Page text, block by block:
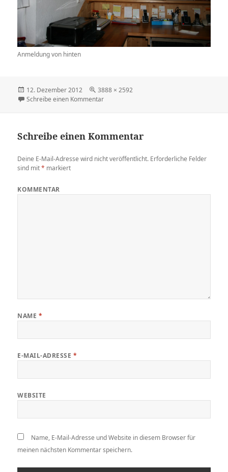
Anmeldung von hinten
Veröffentlicht
am
12. Dezember 2012
Volle
Größe
3888 × 2592
Schreibe einen Kommentar
Schreibe einen Kommentar
Deine E-Mail-Adresse wird nicht veröffentlicht. Erforderliche Felder
sind mit* markiert
KOMMENTAR
NAME *
E-MAIL-ADRESSE *
WEBSITE
Name, E-Mail-Adresse und Website in diesem Browser für
meinen nächsten Kommentar speichern.